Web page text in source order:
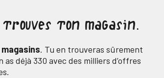
ton magasin.
magasins. Tu en trouveras sûrement
as déjà 330 avec des milliers d’offres